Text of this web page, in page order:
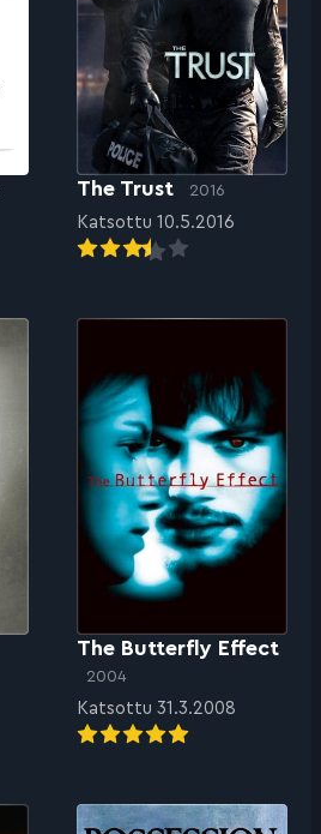
The Trust 2016
Katsottu 10.5.2016
The Butterfly Effect
2004
Katsottu 31.3.2008